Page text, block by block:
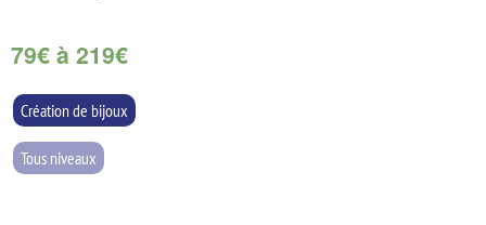
79€ à 219€
Création de bijoux
Tous niveaux